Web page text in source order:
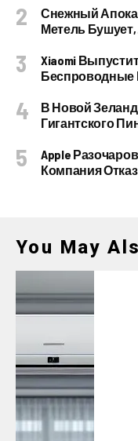
Снежный
Метель
Xiaomi
Беспроводные
В Новой
Гигантского
Apple
Компания
You May